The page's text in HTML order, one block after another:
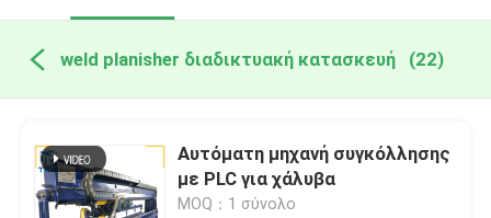
weld planisher διαδικτυακή κατασκευή (22)
Αυτόματη μηχανή συγκόλλησης
με PLC για χάλυβα
MOQ：1 σύνολο